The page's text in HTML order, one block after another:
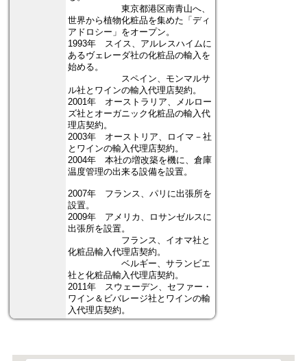
東京都港区南青山へ、
世界から植物化粧品を集めた「ディ
アドロシー」をオープン。
1993年 スイス、アルレスハイムに
あるヴェレーダ社の化粧品の輸入を
始める。
スペイン、モンマルサ
ル社とワインの輸入代理店契約。
2001年 オーストラリア、メルロー
ズ社とオーガニック化粧品の輸入代
理店契約。
2003年 オーストリア、ロイマ－社
とワインの輸入代理店契約。
2004年 本社の増改築を機に、倉庫
温度管理の出来る設備を設置。
2007年 フランス、パリに出張所を
設置。
2009年 アメリカ、ロサンゼルスに
出張所を設置。
フランス、イオマ社と
化粧品輸入代理店契約。
ベルギー、サランビエ
社と化粧品輸入代理店契約。
2011年 スウェーデン、セファー・
ワイン＆ビバレージ社とワインの輸
入代理店契約。